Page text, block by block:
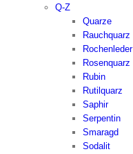
Q-Z
Quarze
Rauchquarz
Rochenleder
Rosenquarz
Rubin
Rutilquarz
Saphir
Serpentin
Smaragd
Sodalit